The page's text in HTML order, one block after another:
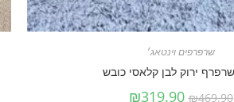
שרפרפים וינטאג׳
₪469.90
₪319.90